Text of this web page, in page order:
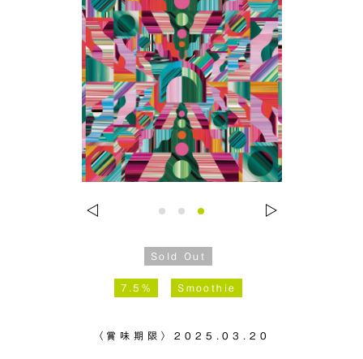
Sold Out
7.5% Smoothie
〈賞味期限〉2025.03.20